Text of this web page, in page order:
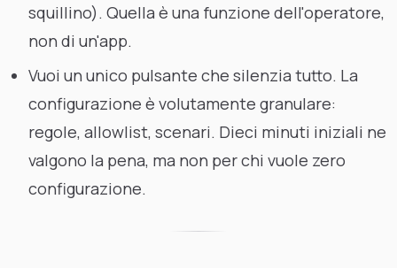
squillino). Quella è una funzione dell'operatore,
non di un'app.
Vuoi un unico pulsante che silenzia tutto. La
configurazione è volutamente granulare:
regole, allowlist, scenari. Dieci minuti iniziali ne
valgono la pena, ma non per chi vuole zero
configurazione.